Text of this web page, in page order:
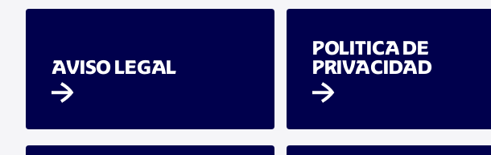
AVISO LEGAL
POLITICA DE
PRIVACIDAD